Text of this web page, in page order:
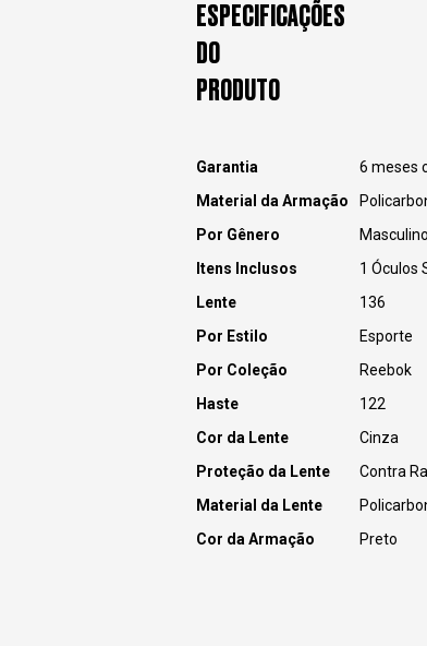
ESPECIFICAÇÕES
DO
PRODUTO
Garantia
6 meses
Material da Armação
Por Gênero
Masculino
Itens Inclusos
1 Óculos
Lente
136
Por Estilo
Esporte
Por Coleção
Reebok
Haste
122
Cor da Lente
Cinza
Proteção da Lente
Contra
Material da Lente
Cor da Armação
Preto